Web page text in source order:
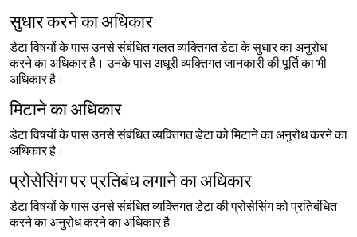
सुधार करने का अधिकार
डेटा विषयों के पास उनसे संबंधित गलत व्यक्तिगत डेटा के सुधार का अनुरोध
करने का अधिकार है। उनके पास अधूरी व्यक्तिगत जानकारी की पूर्ति का भी
अधिकार है।
मिटाने का अधिकार
डेटा विषयों के पास उनसे संबंधित व्यक्तिगत डेटा को मिटाने का अनुरोध करने का
अधिकार है।
प्रोसेसिंग पर प्रतिबंध लगाने का अधिकार
डेटा विषयों के पास उनसे संबंधित व्यक्तिगत डेटा की प्रोसेसिंग को प्रतिबंधित
करने का अनुरोध करने का अधिकार है।